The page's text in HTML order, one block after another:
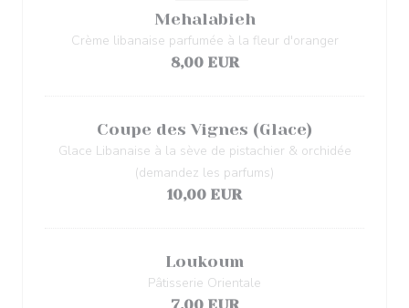
Mehalabieh
Crème libanaise parfumée à la fleur d'oranger
8,00 EUR
Coupe des Vignes (Glace)
Glace Libanaise à la sève de pistachier & orchidée
(demandez les parfums)
10,00 EUR
Loukoum
Pâtisserie Orientale